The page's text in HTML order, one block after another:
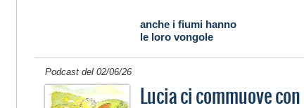
anche i fiumi hanno
le loro vongole
Podcast del 02/06/26
Lucia ci commuove con